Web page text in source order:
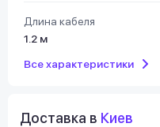
Длина кабеля
1.2 м
Все характеристики
Доставка в Киев